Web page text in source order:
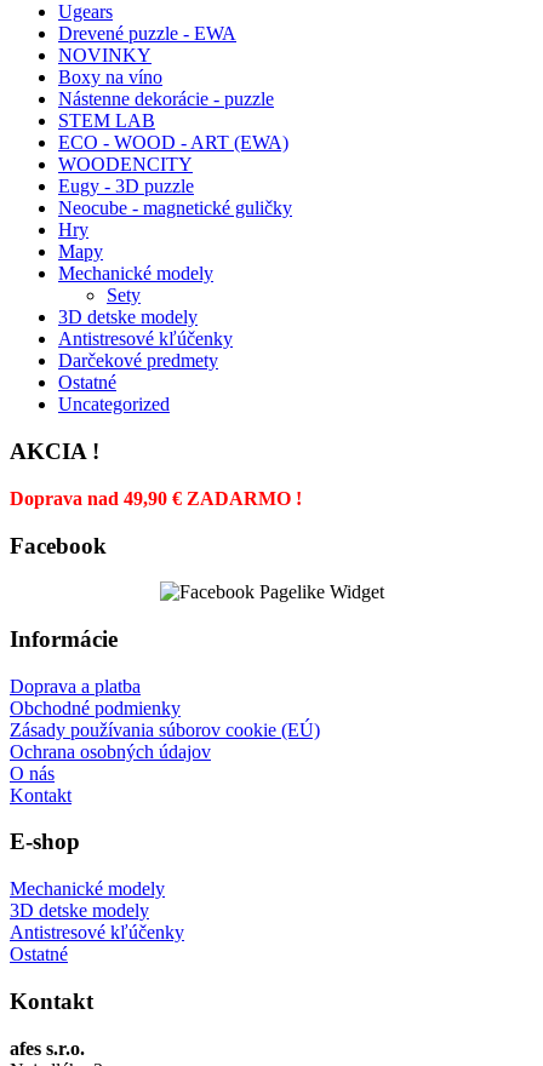
Ugears
Drevené puzzle - EWA
NOVINKY
Boxy na víno
Nástenne dekorácie - puzzle
STEM LAB
ECO - WOOD - ART (EWA)
WOODENCITY
Eugy - 3D puzzle
Neocube - magnetické guličky
Hry
Mapy
Mechanické modely
Sety
3D detske modely
Antistresové kľúčenky
Darčekové predmety
Ostatné
Uncategorized
AKCIA !
Doprava nad 49,90 € ZADARMO !
Facebook
Informácie
Doprava a platba
Obchodné podmienky
Zásady používania súborov cookie (EÚ)
Ochrana osobných údajov
O nás
Kontakt
E-shop
Mechanické modely
3D detske modely
Antistresové kľúčenky
Ostatné
Kontakt
afes s.r.o.